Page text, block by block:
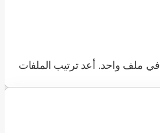
ادمج عدة ملفات PDF في ملف واحد. أعد ترتيب الملفات